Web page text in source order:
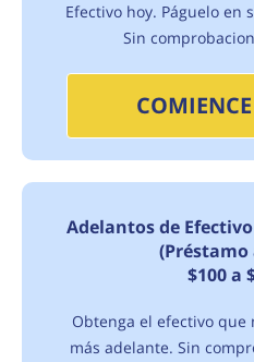
Efectivo hoy. Páguelo en
Sin
Adelantos de
(Préstamo
$100 a
Obtenga el efectivo que
más adelante. Sin